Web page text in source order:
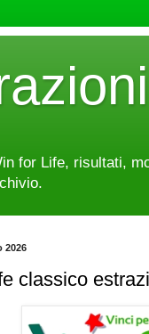
for Life, risultati,
2026
classico